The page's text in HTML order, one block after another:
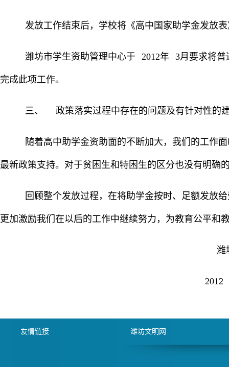
发放工作结束后，学校将《高中国家助学金发放
潍坊市学生资助管理中心于 2012年 3月要求将
完成此项工作。
三、 政策落实过程中存在的问题及有针对性的
随着高中助学金资助面的不断加大，我们的工作
最新政策支持。对于贫困生和特困生的区分也没有明确
回顾整个发放过程，在将助学金按时、足额发放
更加激励我们在以后的工作中继续努力，为教育公平和
潍
2012
友情链接 潍坊文明网